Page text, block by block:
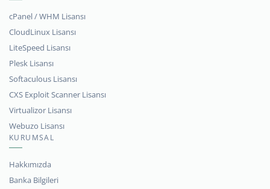
cPanel / WHM Lisansı
CloudLinux Lisansı
LiteSpeed Lisansı
Plesk Lisansı
Softaculous Lisansı
CXS Exploit Scanner Lisansı
Virtualizor Lisansı
Webuzo Lisansı
KURUMSAL
Hakkımızda
Banka Bilgileri